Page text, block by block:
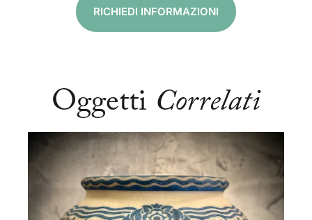
RICHIEDI INFORMAZIONI
Oggetti Correlati